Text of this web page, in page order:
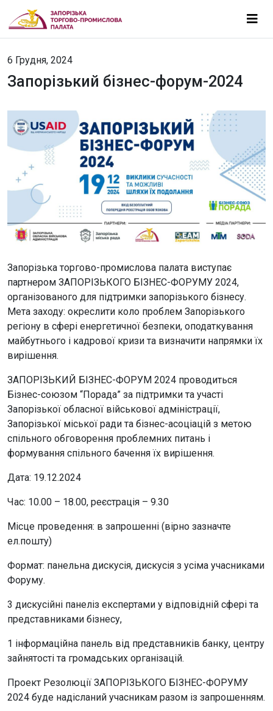
6 Грудня, 2024
Запорізький бізнес-форум-2024
Запорізька торгово-промислова палата виступає
партнером ЗАПОРІЗЬКОГО БІЗНЕС-ФОРУМУ 2024,
організованого для підтримки запорізького бізнесу.
Мета заходу: окреслити коло проблем Запорізького
регіону в сфері енергетичної безпеки, оподаткування
майбутнього і кадрової кризи та визначити напрямки їх
вирішення.
ЗАПОРІЗЬКИЙ БІЗНЕС-ФОРУМ 2024 проводиться
Бізнес-союзом “Порада” за підтримки та участі
Запорізької обласної військової адміністрації,
Запорізької міської ради та бізнес-асоціацій з метою
спільного обговорення проблемних питань і
формування спільного бачення їх вирішення.
Дата: 19.12.2024
Час: 10.00 – 18.00, реєстрація – 9.30
Місце проведення: в запрошенні (вірно зазначте
ел.пошту)
Формат: панельна дискусія, дискусія з усіма учасниками
Форуму.
3 дискусійні панеліз експертами у відповідній сфері та
представниками бізнесу,
1 інформаційна панель від представників банку, центру
зайнятості та громадських організацій.
Проект Резолюції ЗАПОРІЗЬКОГО БІЗНЕС-ФОРУМУ
2024 буде надісланий учасникам разом із запрошенням.